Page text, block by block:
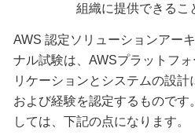
組織に提供できるこ
AWS 認定ソリューションアー
ナル試験は、AWSプラットフ
リケーションとシステムの設
および経験を認定するものです
しては、下記の点になります。